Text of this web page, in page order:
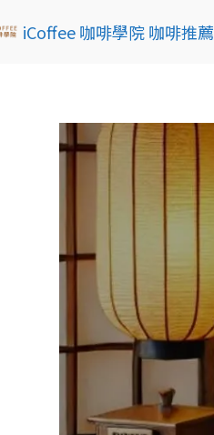
iCoffee 咖啡學院 咖啡推薦